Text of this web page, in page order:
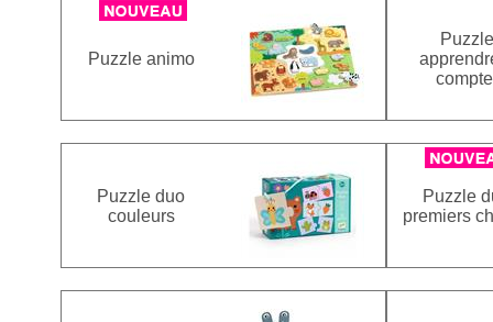
Puzzle animo
Puzzle
Puzzle duo
couleurs
Puzzle
premiers